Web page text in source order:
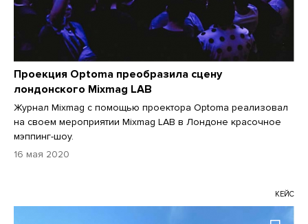
Проекция Optoma преобразила сцену
лондонского Mixmag LAB
Журнал Mixmag с помощью проектора Optoma реализовал
на своем мероприятии Mixmag LAB в Лондоне красочное
мэппинг-шоу.
16 мая 2020
КЕЙС